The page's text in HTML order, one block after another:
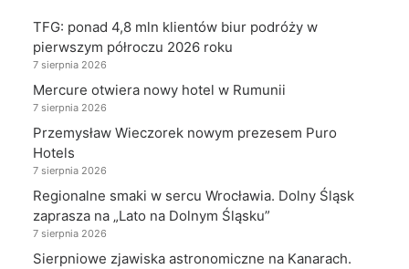
TFG: ponad 4,8 mln klientów biur podróży w
pierwszym półroczu 2026 roku
7 sierpnia 2026
Mercure otwiera nowy hotel w Rumunii
7 sierpnia 2026
Przemysław Wieczorek nowym prezesem Puro
Hotels
7 sierpnia 2026
Regionalne smaki w sercu Wrocławia. Dolny Śląsk
zaprasza na „Lato na Dolnym Śląsku”
7 sierpnia 2026
Sierpniowe zjawiska astronomiczne na Kanarach.